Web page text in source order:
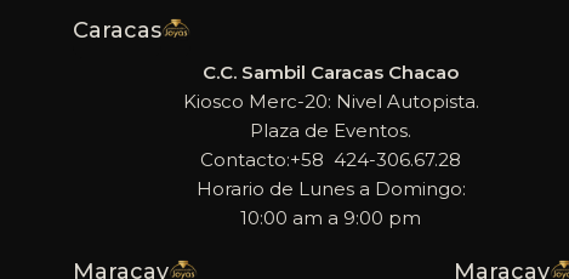
Caracas
C.C. Sambil Caracas Chacao
Kiosco Merc-20: Nivel Autopista.
Plaza de Eventos.
Contacto:+58 424-306.67.28
Horario de Lunes a Domingo:
10:00 am a 9:00 pm
Maracay Maracay